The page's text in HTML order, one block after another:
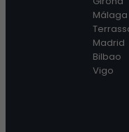
Málaga
Madrid
Bilbao
Vigo